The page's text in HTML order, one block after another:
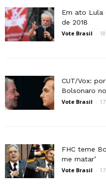
Em ato Lula
de 2018
Vote Brasil -
CUT/Vox:
Bolsonaro
Vote Brasil -
FHC teme
me matar’
Vote Brasil -